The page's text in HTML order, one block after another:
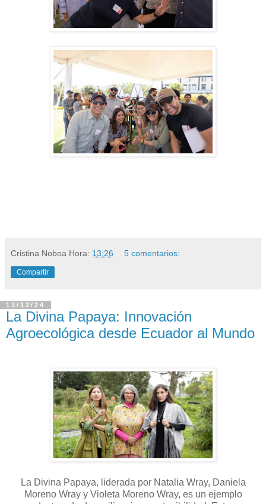
Cristina Noboa Hora: 13:26 5 comentarios:
Compartir
13/12/24
La Divina Papaya: Innovación
Agroecológica desde Ecuador al Mundo
La Divina Papaya, liderada por Natalia Wray, Daniela
Moreno Wray y Violeta Moreno Wray, es un ejemplo